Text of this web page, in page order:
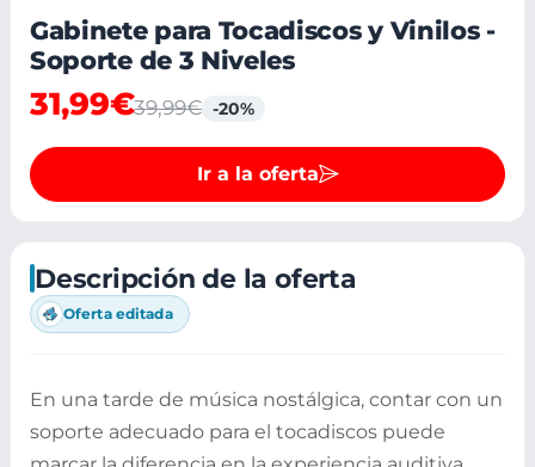
Gabinete para Tocadiscos y Vinilos -
Soporte de 3 Niveles
31,99€39,99€ -20%
Ir a la oferta
Descripción de la oferta
Oferta editada
En una tarde de música nostálgica, contar con un
soporte adecuado para el tocadiscos puede